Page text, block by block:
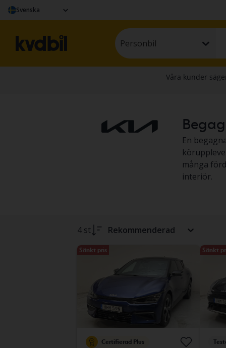
Svenska
Personbil
En
många
interiör.
4 st Rekommenderad
Sänkt pris
Certifierad Plus
Sänkt